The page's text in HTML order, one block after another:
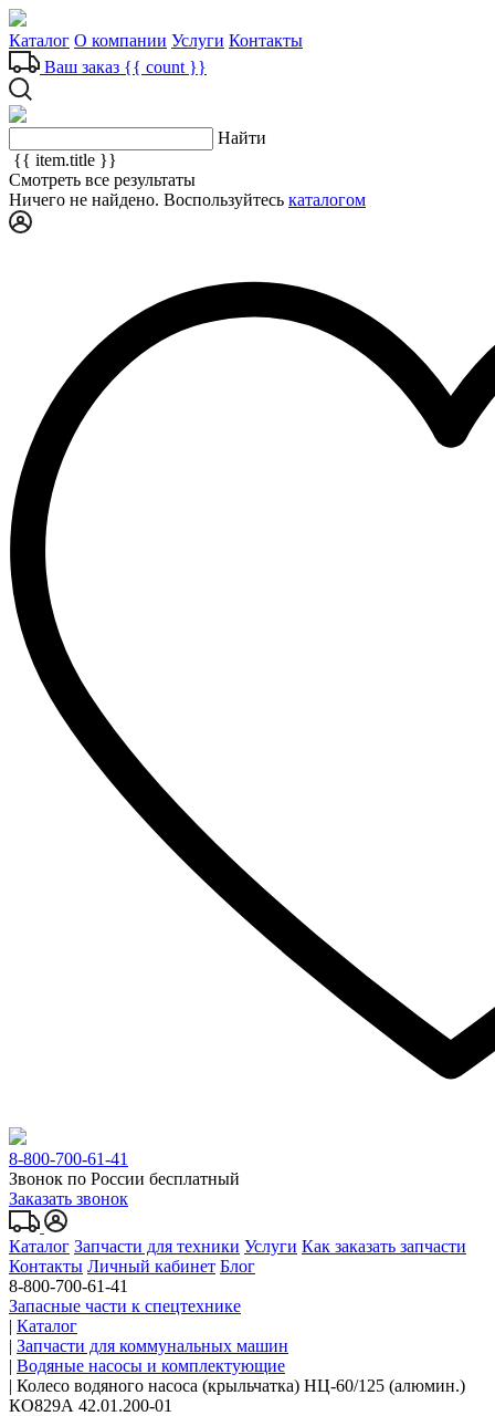
Каталог О компании Услуги Контакты
Ваш заказ {{ count }}
Найти
{{ item.title }}
Смотреть все результаты
Ничего не найдено. Воспользуйтесь каталогом
8-800-700-61-41
Звонок по России бесплатный
Заказать звонок
Каталог Запчасти для техники Услуги Как заказать запчасти
Контакты Личный кабинет Блог
8-800-700-61-41
Запасные части к спецтехнике
| Каталог
| Запчасти для коммунальных машин
| Водяные насосы и комплектующие
| Колесо водяного насоса (крыльчатка) НЦ-60/125 (алюмин.)
КО829А 42.01.200-01